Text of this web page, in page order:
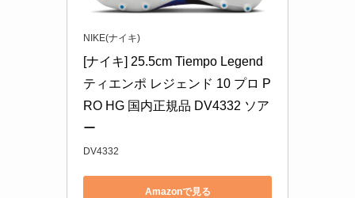
NIKE(ナイキ)
[ナイキ] 25.5cm Tiempo Legend
ティエンポ レジェンド 10 プロ P
RO HG 国内正規品 DV4332 ソア
ー
DV4332
Amazonで見る